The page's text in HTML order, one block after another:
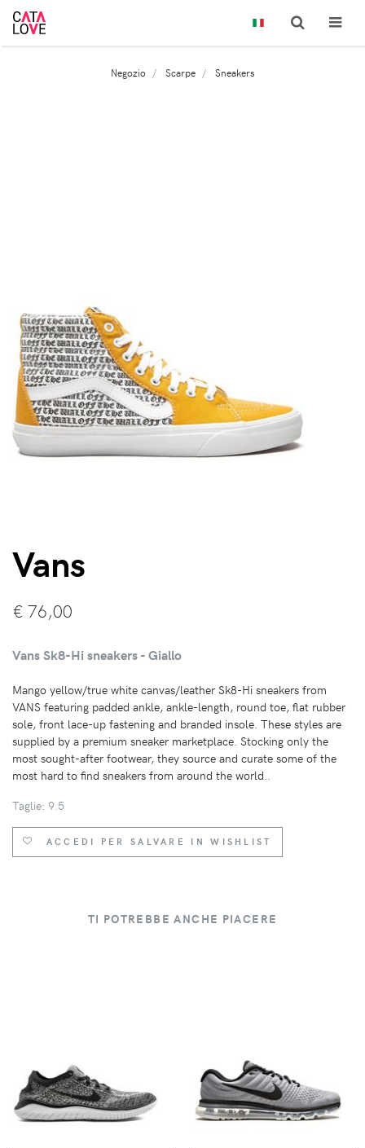
Negozio Scarpe Sneakers
Vans
€ 76,00
Vans Sk8-Hi sneakers - Giallo
Mango yellow/true white canvas/leather Sk8-Hi sneakers from
VANS featuring padded ankle, ankle-length, round toe, flat rubber
sole, front lace-up fastening and branded insole. These styles are
supplied by a premium sneaker marketplace. Stocking only the
most sought-after footwear, they source and curate some of the
most hard to find sneakers from around the world..
Taglie: 9.5
ACCEDI PER SALVARE IN WISHLIST
TI POTREBBE ANCHE PIACERE